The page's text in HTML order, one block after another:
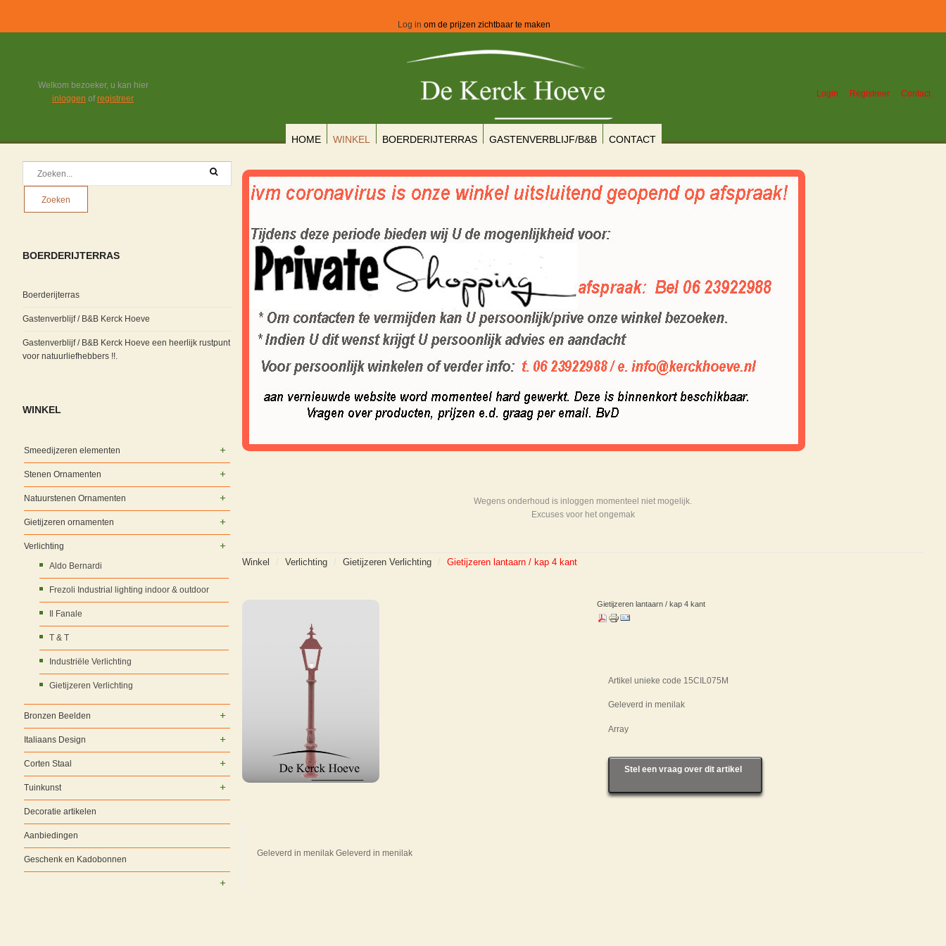
Log in om de prijzen zichtbaar te maken
Welkom bezoeker, u kan hier
inloggen ofregistreer Login Registreer Contact
HOME WINKEL BOERDERIJTERRAS GASTENVERBLIJF/B&B CONTACT
Wegens onderhoud is inloggen momenteel niet mogelijk.
Excuses voor het ongemak
Winkel Verlichting Gietijzeren Verlichting Gietijzeren lantaarn / kap 4 kant
Gietijzeren lantaarn / kap 4 kant
Artikel unieke code 15CIL075M
Geleverd in menilak
Array
Stel een vraag over dit artikel
Geleverd in menilak Geleverd in menilak
BOERDERIJTERRAS
Boerderijterras
Gastenverblijf / B&B Kerck Hoeve
Gastenverblijf / B&B Kerck Hoeve een heerlijk rustpunt
voor natuurliefhebbers !!.
WINKEL
Smeedijzeren elementen
Stenen Ornamenten
Natuurstenen Ornamenten
Gietijzeren ornamenten
Verlichting
Aldo Bernardi
Frezoli Industrial lighting indoor & outdoor
Il Fanale
T & T
Industriële Verlichting
Gietijzeren Verlichting
Bronzen Beelden
Italiaans Design
Corten Staal
Tuinkunst
Decoratie artikelen
Aanbiedingen
Geschenk en Kadobonnen